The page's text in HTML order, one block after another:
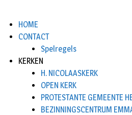
HOME
CONTACT
Spelregels
KERKEN
H. NICOLAASKERK
OPEN KERK
PROTESTANTE GEMEENTE
BEZINNINGSCENTRUM